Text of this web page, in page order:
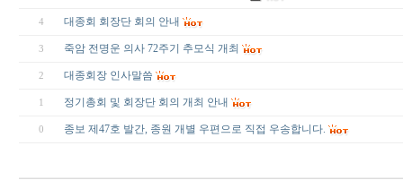
4 대종회 회장단 회의 안내
3 죽암 전명운 의사 72주기 추모식 개최
2 대종회장 인사말씀
1 정기총회 및 회장단 회의 개최 안내
0 종보 제47호 발간, 종원 개별 우편으로 직접 우송합니다.